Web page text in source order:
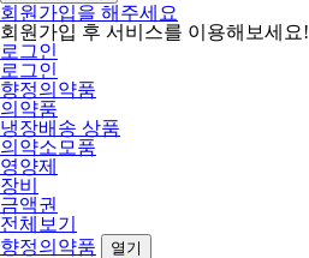
회원가입을 해주세요
회원가입 후 서비스를 이용해보세요!
로그인
로그인
향정의약품
의약품
냉장배송 상품
의약소모품
영양제
장비
금액권
전체보기
향정의약품
열기